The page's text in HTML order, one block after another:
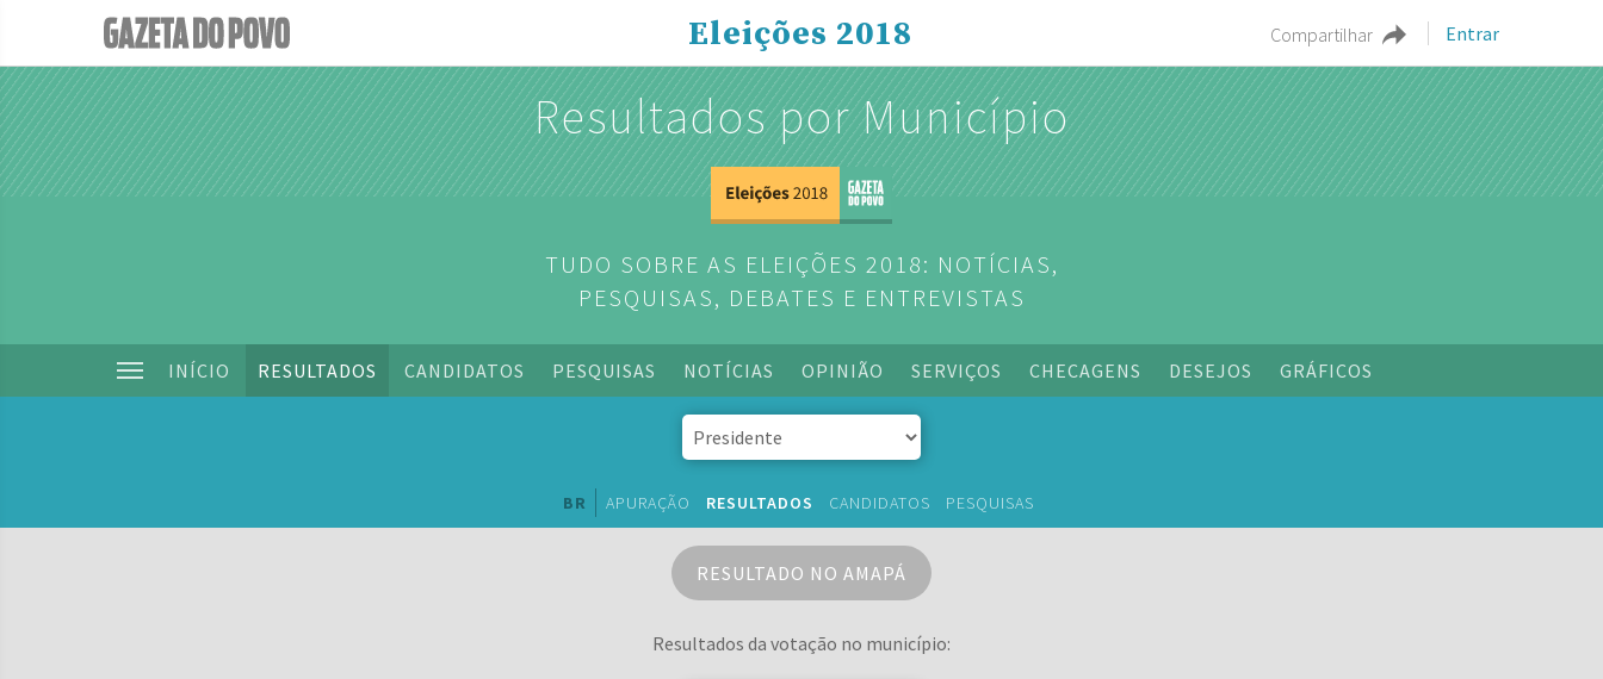
Compartilhar Entrar
Eleições 2018
Resultados por Município
TUDO SOBRE AS ELEIÇÕES 2018: NOTÍCIAS,
PESQUISAS, DEBATES E ENTREVISTAS
INÍCIO RESULTADOS CANDIDATOS PESQUISAS NOTÍCIAS OPINIÃO SERVIÇOS CHECAGENS DESEJOS GRÁFICOS
BR APURAÇÃO RESULTADOS CANDIDATOS PESQUISAS
RESULTADO NO AMAPÁ
Resultados da votação no município: